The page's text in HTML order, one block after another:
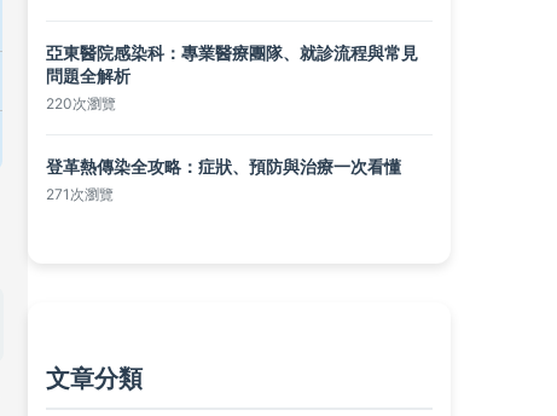
亞東醫院感染科：專業醫療團隊、就診流程與常見
問題全解析
220次瀏覽
登革熱傳染全攻略：症狀、預防與治療一次看懂
271次瀏覽
文章分類